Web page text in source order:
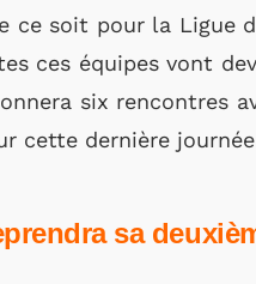
ce soit pour la Ligue
ces équipes vont
six rencontres
cette dernière
sa